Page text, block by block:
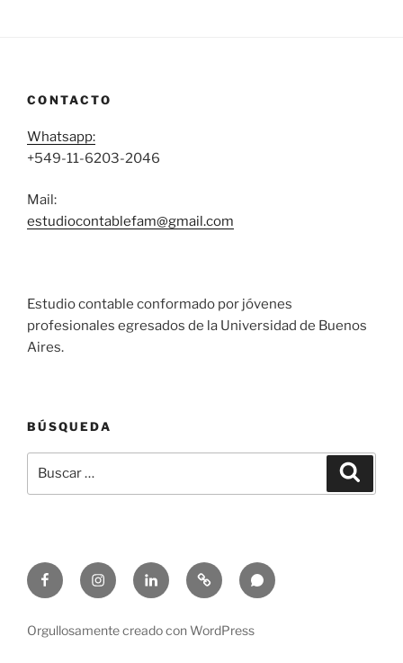
CONTACTO
Whatsapp:
+549-11-6203-2046
Mail:
estudiocontablefam@gmail.com
Estudio contable conformado por jóvenes
profesionales egresados de la Universidad de Buenos
Aires.
BÚSQUEDA
por:
FacebookInstagramLinkedinEmail Whatsapp
Orgullosamente creado con WordPress